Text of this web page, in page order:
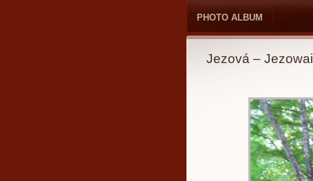
PHOTO ALBUM
Jezová – Jezowai